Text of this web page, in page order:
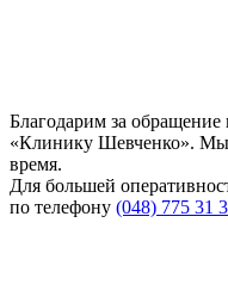
Благодарим за обращение
«Клинику Шевченко».
время.
Для большей
по телефону (048) 775 31